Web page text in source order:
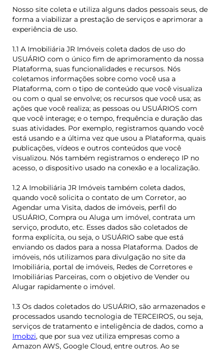
Nosso site coleta e utiliza alguns dados pessoais seus, de
forma a viabilizar a prestação de serviços e aprimorar a
experiência de uso.
1.1 A Imobiliária JR Imóveis coleta dados de uso do
USUÁRIO com o único fim de aprimoramento da nossa
Plataforma, suas funcionalidades e recursos. Nós
coletamos informações sobre como você usa a
Plataforma, com o tipo de conteúdo que você visualiza
ou com o qual se envolve; os recursos que você usa; as
ações que você realiza; as pessoas ou USUÁRIOS com
que você interage; e o tempo, frequência e duração das
suas atividades. Por exemplo, registramos quando você
está usando e a última vez que usou a Plataforma, quais
publicações, vídeos e outros conteúdos que você
visualizou. Nós também registramos o endereço IP no
acesso, o dispositivo usado na conexão e a localização.
1.2 A Imobiliária JR Imóveis também coleta dados,
quando você solicita o contato de um Corretor, ao
Agendar uma Visita, dados de imóveis, perfil do
USUÁRIO, Compra ou Aluga um imóvel, contrata um
serviço, produto, etc. Esses dados são coletados de
forma explícita, ou seja, o USUÁRIO sabe que está
enviando os dados para a nossa Plataforma. Dados de
imóveis, nós utilizamos para divulgação no site da
Imobiliária, portal de imóveis, Redes de Corretores e
Imobiliárias Parceiras, com o objetivo de Vender ou
Alugar rapidamente o imóvel.
1.3 Os dados coletados do USUÁRIO, são armazenados e
processados usando tecnologia de TERCEIROS, ou seja,
serviços de tratamento e inteligência de dados, como a
Imobzi, que por sua vez utiliza empresas como a
Amazon AWS, Google Cloud, entre outros. Ao se